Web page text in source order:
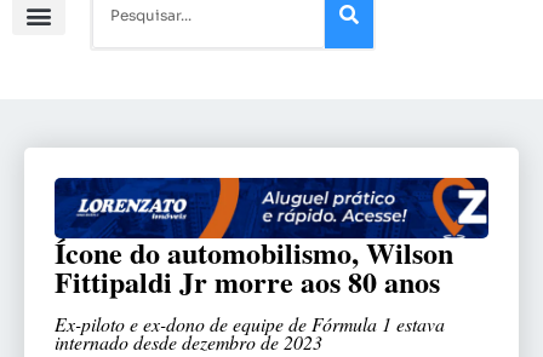
Ícone do automobilismo, Wilson
Fittipaldi Jr morre aos 80 anos
Ex-piloto e ex-dono de equipe de Fórmula 1 estava
internado desde dezembro de 2023